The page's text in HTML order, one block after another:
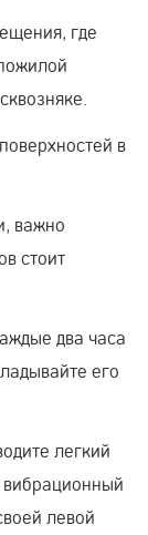
где
в
важно
стоит
два часа
его
легкий
левой